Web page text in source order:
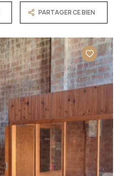
PARTAGER CE BIEN